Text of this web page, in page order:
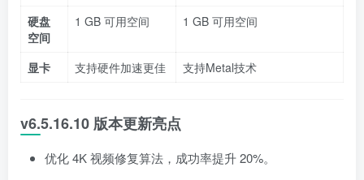
硬盘
空间
1 GB 可用空间 1 GB 可用空间
显卡 支持硬件加速更佳 支持Metal技术
v6.5.16.10 版本更新亮点
优化 4K 视频修复算法，成功率提升 20%。